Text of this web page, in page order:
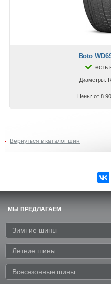
Boto
есть
Диаметры:
Цены: от 8
Вернуться в каталог шин
МЫ ПРЕДЛАГАЕМ
Зимние шины
Летние шины
Всесезонные шины